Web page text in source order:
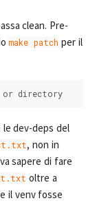
clean. Pre-
make patch per il
le dev-deps del
, non in
sapere di fare
oltre a
il venv fosse